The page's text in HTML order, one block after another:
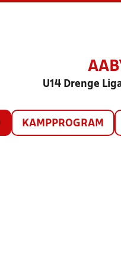
U14 Drenge
KAMPPROGRAM